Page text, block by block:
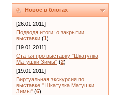
Новое в блогах
[26.01.2011]
Подводя итоги: о закрытии
выставки (1)
[19.01.2011]
Статья про выставку "Шкатулка
Матушки Зимы" (2)
[19.01.2011]
Виртуальная экскурсия по
выставке " Шкатулка Матушки
Зимы" (6)